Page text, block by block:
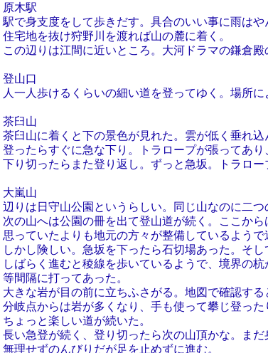
木駅
度をして歩きだす。具合のいい事に雨はやん
抜け狩野川を渡れば山の麓に着く。
は江間に近いところ。大河ドラマの鎌倉殿の
山口
けるくらいの細い道を登ってゆく。場所によ
茶臼山
着くと下の景色が見れた。雲が低く垂れ込ん
すぐに急な下り。トラロープが張ってあり、
たらまた登り返し。ずっと急坂。トラロープ
嵐山
守山公園というらしい。同じ山なのに二つの
は公園の冊を出て登山道が続く。ここからは
たよりも地元の方々が整備しているようで迷
しい。急坂を下ったら石切場あった。そして
進むと稜線を歩いているようで、境界の杭
に打ってあった。
が目の前に立ちふさがる。地図で確認すると
らは岩が多くなり、手も使って攀じ登ったり
と楽しい道が続いた。
が続く、登り切ったら次の山頂かな。まだ
ずのんびりだが足を止めずに進む。